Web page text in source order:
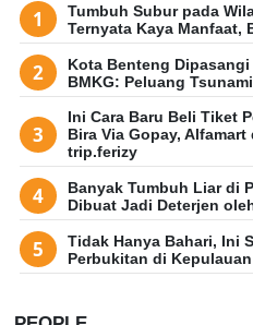
Tumbuh Subur pada
Ternyata Kaya Manfaat,
Kota Benteng
BMKG: Peluang
Ini Cara Baru Beli Tiket
Bira Via Gopay,
trip.ferizy
Banyak Tumbuh Liar di
Dibuat Jadi Deterjen
Tidak Hanya Bahari, Ini
Perbukitan di